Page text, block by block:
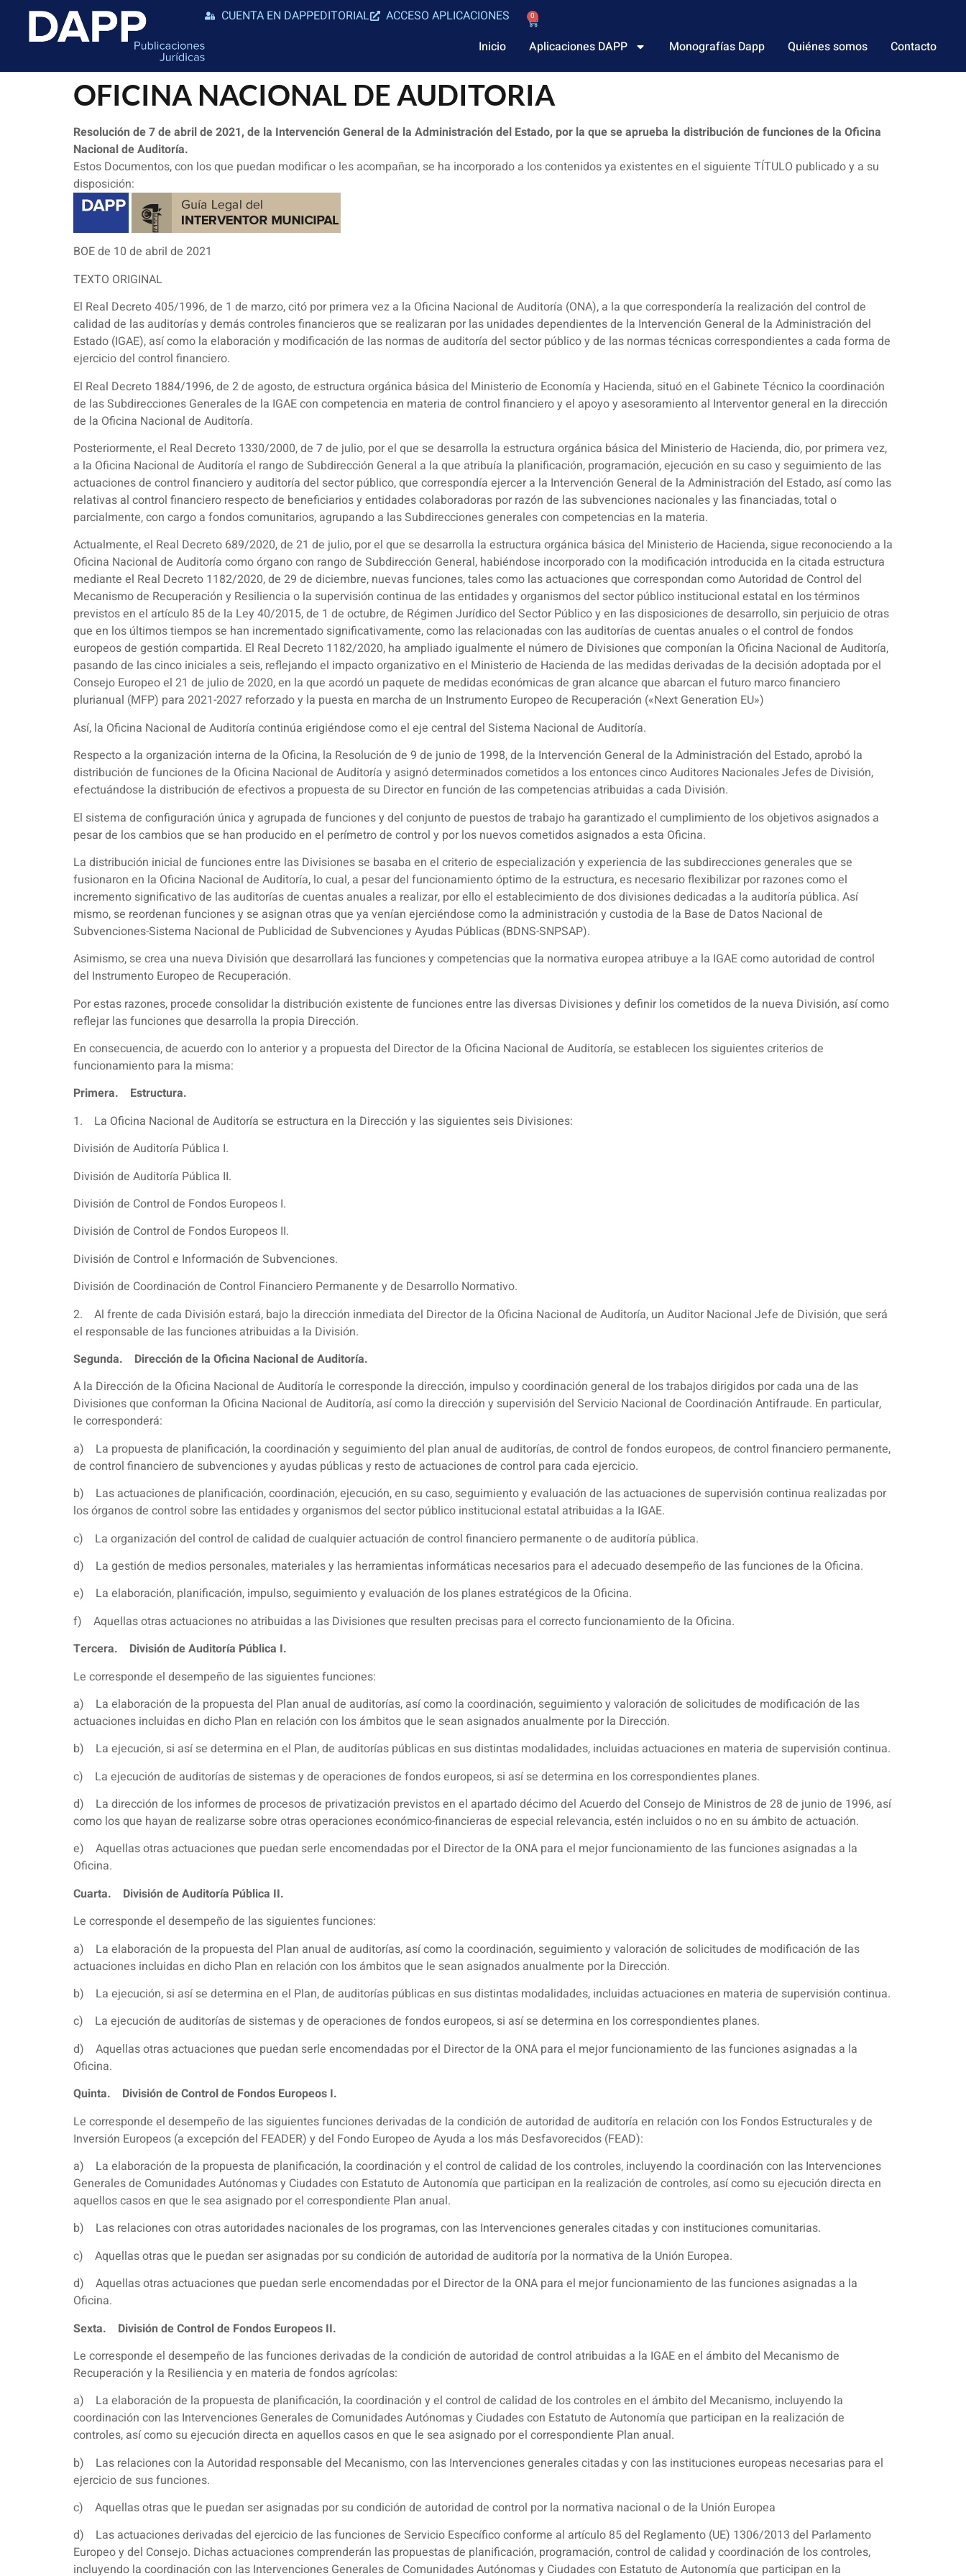
CUENTA EN DAPPEDITORIAL ACCESO APLICACIONES 0
Inicio Aplicaciones DAPP Monografías Dapp Quiénes somos Contacto
OFICINA NACIONAL DE AUDITORIA
Resolución de 7 de abril de 2021, de la Intervención General de la Administración del Estado, por la que se aprueba la distribución de funciones de la Oficina
Nacional de Auditoría.
Estos Documentos, con los que puedan modificar o les acompañan, se ha incorporado a los contenidos ya existentes en el siguiente TÍTULO publicado y a su
disposición:
BOE de 10 de abril de 2021
TEXTO ORIGINAL
El Real Decreto 405/1996, de 1 de marzo, citó por primera vez a la Oficina Nacional de Auditoría (ONA), a la que correspondería la realización del control de
calidad de las auditorías y demás controles financieros que se realizaran por las unidades dependientes de la Intervención General de la Administración del
Estado (IGAE), así como la elaboración y modificación de las normas de auditoría del sector público y de las normas técnicas correspondientes a cada forma de
ejercicio del control financiero.
El Real Decreto 1884/1996, de 2 de agosto, de estructura orgánica básica del Ministerio de Economía y Hacienda, situó en el Gabinete Técnico la coordinación
de las Subdirecciones Generales de la IGAE con competencia en materia de control financiero y el apoyo y asesoramiento al Interventor general en la dirección
de la Oficina Nacional de Auditoría.
Posteriormente, el Real Decreto 1330/2000, de 7 de julio, por el que se desarrolla la estructura orgánica básica del Ministerio de Hacienda, dio, por primera vez,
a la Oficina Nacional de Auditoría el rango de Subdirección General a la que atribuía la planificación, programación, ejecución en su caso y seguimiento de las
actuaciones de control financiero y auditoría del sector público, que correspondía ejercer a la Intervención General de la Administración del Estado, así como las
relativas al control financiero respecto de beneficiarios y entidades colaboradoras por razón de las subvenciones nacionales y las financiadas, total o
parcialmente, con cargo a fondos comunitarios, agrupando a las Subdirecciones generales con competencias en la materia.
Actualmente, el Real Decreto 689/2020, de 21 de julio, por el que se desarrolla la estructura orgánica básica del Ministerio de Hacienda, sigue reconociendo a la
Oficina Nacional de Auditoría como órgano con rango de Subdirección General, habiéndose incorporado con la modificación introducida en la citada estructura
mediante el Real Decreto 1182/2020, de 29 de diciembre, nuevas funciones, tales como las actuaciones que correspondan como Autoridad de Control del
Mecanismo de Recuperación y Resiliencia o la supervisión continua de las entidades y organismos del sector público institucional estatal en los términos
previstos en el artículo 85 de la Ley 40/2015, de 1 de octubre, de Régimen Jurídico del Sector Público y en las disposiciones de desarrollo, sin perjuicio de otras
que en los últimos tiempos se han incrementado significativamente, como las relacionadas con las auditorías de cuentas anuales o el control de fondos
europeos de gestión compartida. El Real Decreto 1182/2020, ha ampliado igualmente el número de Divisiones que componían la Oficina Nacional de Auditoría,
pasando de las cinco iniciales a seis, reflejando el impacto organizativo en el Ministerio de Hacienda de las medidas derivadas de la decisión adoptada por el
Consejo Europeo el 21 de julio de 2020, en la que acordó un paquete de medidas económicas de gran alcance que abarcan el futuro marco financiero
plurianual (MFP) para 2021-2027 reforzado y la puesta en marcha de un Instrumento Europeo de Recuperación («Next Generation EU»)
Así, la Oficina Nacional de Auditoría continúa erigiéndose como el eje central del Sistema Nacional de Auditoría.
Respecto a la organización interna de la Oficina, la Resolución de 9 de junio de 1998, de la Intervención General de la Administración del Estado, aprobó la
distribución de funciones de la Oficina Nacional de Auditoría y asignó determinados cometidos a los entonces cinco Auditores Nacionales Jefes de División,
efectuándose la distribución de efectivos a propuesta de su Director en función de las competencias atribuidas a cada División.
El sistema de configuración única y agrupada de funciones y del conjunto de puestos de trabajo ha garantizado el cumplimiento de los objetivos asignados a
pesar de los cambios que se han producido en el perímetro de control y por los nuevos cometidos asignados a esta Oficina.
La distribución inicial de funciones entre las Divisiones se basaba en el criterio de especialización y experiencia de las subdirecciones generales que se
fusionaron en la Oficina Nacional de Auditoría, lo cual, a pesar del funcionamiento óptimo de la estructura, es necesario flexibilizar por razones como el
incremento significativo de las auditorías de cuentas anuales a realizar, por ello el establecimiento de dos divisiones dedicadas a la auditoría pública. Así
mismo, se reordenan funciones y se asignan otras que ya venían ejerciéndose como la administración y custodia de la Base de Datos Nacional de
Subvenciones-Sistema Nacional de Publicidad de Subvenciones y Ayudas Públicas (BDNS-SNPSAP).
Asimismo, se crea una nueva División que desarrollará las funciones y competencias que la normativa europea atribuye a la IGAE como autoridad de control
del Instrumento Europeo de Recuperación.
Por estas razones, procede consolidar la distribución existente de funciones entre las diversas Divisiones y definir los cometidos de la nueva División, así como
reflejar las funciones que desarrolla la propia Dirección.
En consecuencia, de acuerdo con lo anterior y a propuesta del Director de la Oficina Nacional de Auditoría, se establecen los siguientes criterios de
funcionamiento para la misma:
Primera. Estructura.
1. La Oficina Nacional de Auditoría se estructura en la Dirección y las siguientes seis Divisiones:
División de Auditoría Pública I.
División de Auditoría Pública II.
División de Control de Fondos Europeos I.
División de Control de Fondos Europeos II.
División de Control e Información de Subvenciones.
División de Coordinación de Control Financiero Permanente y de Desarrollo Normativo.
2. Al frente de cada División estará, bajo la dirección inmediata del Director de la Oficina Nacional de Auditoría, un Auditor Nacional Jefe de División, que será
el responsable de las funciones atribuidas a la División.
Segunda. Dirección de la Oficina Nacional de Auditoría.
A la Dirección de la Oficina Nacional de Auditoría le corresponde la dirección, impulso y coordinación general de los trabajos dirigidos por cada una de las
Divisiones que conforman la Oficina Nacional de Auditoría, así como la dirección y supervisión del Servicio Nacional de Coordinación Antifraude. En particular,
le corresponderá:
a) La propuesta de planificación, la coordinación y seguimiento del plan anual de auditorías, de control de fondos europeos, de control financiero permanente,
de control financiero de subvenciones y ayudas públicas y resto de actuaciones de control para cada ejercicio.
b) Las actuaciones de planificación, coordinación, ejecución, en su caso, seguimiento y evaluación de las actuaciones de supervisión continua realizadas por
los órganos de control sobre las entidades y organismos del sector público institucional estatal atribuidas a la IGAE.
c) La organización del control de calidad de cualquier actuación de control financiero permanente o de auditoría pública.
d) La gestión de medios personales, materiales y las herramientas informáticas necesarios para el adecuado desempeño de las funciones de la Oficina.
e) La elaboración, planificación, impulso, seguimiento y evaluación de los planes estratégicos de la Oficina.
f) Aquellas otras actuaciones no atribuidas a las Divisiones que resulten precisas para el correcto funcionamiento de la Oficina.
Tercera. División de Auditoría Pública I.
Le corresponde el desempeño de las siguientes funciones:
a) La elaboración de la propuesta del Plan anual de auditorías, así como la coordinación, seguimiento y valoración de solicitudes de modificación de las
actuaciones incluidas en dicho Plan en relación con los ámbitos que le sean asignados anualmente por la Dirección.
b) La ejecución, si así se determina en el Plan, de auditorías públicas en sus distintas modalidades, incluidas actuaciones en materia de supervisión continua.
c) La ejecución de auditorías de sistemas y de operaciones de fondos europeos, si así se determina en los correspondientes planes.
d) La dirección de los informes de procesos de privatización previstos en el apartado décimo del Acuerdo del Consejo de Ministros de 28 de junio de 1996, así
como los que hayan de realizarse sobre otras operaciones económico-financieras de especial relevancia, estén incluidos o no en su ámbito de actuación.
e) Aquellas otras actuaciones que puedan serle encomendadas por el Director de la ONA para el mejor funcionamiento de las funciones asignadas a la
Oficina.
Cuarta. División de Auditoría Pública II.
Le corresponde el desempeño de las siguientes funciones:
a) La elaboración de la propuesta del Plan anual de auditorías, así como la coordinación, seguimiento y valoración de solicitudes de modificación de las
actuaciones incluidas en dicho Plan en relación con los ámbitos que le sean asignados anualmente por la Dirección.
b) La ejecución, si así se determina en el Plan, de auditorías públicas en sus distintas modalidades, incluidas actuaciones en materia de supervisión continua.
c) La ejecución de auditorías de sistemas y de operaciones de fondos europeos, si así se determina en los correspondientes planes.
d) Aquellas otras actuaciones que puedan serle encomendadas por el Director de la ONA para el mejor funcionamiento de las funciones asignadas a la
Oficina.
Quinta. División de Control de Fondos Europeos I.
Le corresponde el desempeño de las siguientes funciones derivadas de la condición de autoridad de auditoría en relación con los Fondos Estructurales y de
Inversión Europeos (a excepción del FEADER) y del Fondo Europeo de Ayuda a los más Desfavorecidos (FEAD):
a) La elaboración de la propuesta de planificación, la coordinación y el control de calidad de los controles, incluyendo la coordinación con las Intervenciones
Generales de Comunidades Autónomas y Ciudades con Estatuto de Autonomía que participan en la realización de controles, así como su ejecución directa en
aquellos casos en que le sea asignado por el correspondiente Plan anual.
b) Las relaciones con otras autoridades nacionales de los programas, con las Intervenciones generales citadas y con instituciones comunitarias.
c) Aquellas otras que le puedan ser asignadas por su condición de autoridad de auditoría por la normativa de la Unión Europea.
d) Aquellas otras actuaciones que puedan serle encomendadas por el Director de la ONA para el mejor funcionamiento de las funciones asignadas a la
Oficina.
Sexta. División de Control de Fondos Europeos II.
Le corresponde el desempeño de las funciones derivadas de la condición de autoridad de control atribuidas a la IGAE en el ámbito del Mecanismo de
Recuperación y la Resiliencia y en materia de fondos agrícolas:
a) La elaboración de la propuesta de planificación, la coordinación y el control de calidad de los controles en el ámbito del Mecanismo, incluyendo la
coordinación con las Intervenciones Generales de Comunidades Autónomas y Ciudades con Estatuto de Autonomía que participan en la realización de
controles, así como su ejecución directa en aquellos casos en que le sea asignado por el correspondiente Plan anual.
b) Las relaciones con la Autoridad responsable del Mecanismo, con las Intervenciones generales citadas y con las instituciones europeas necesarias para el
ejercicio de sus funciones.
c) Aquellas otras que le puedan ser asignadas por su condición de autoridad de control por la normativa nacional o de la Unión Europea
d) Las actuaciones derivadas del ejercicio de las funciones de Servicio Específico conforme al artículo 85 del Reglamento (UE) 1306/2013 del Parlamento
Europeo y del Consejo. Dichas actuaciones comprenderán las propuestas de planificación, programación, control de calidad y coordinación de los controles,
incluyendo la coordinación con las Intervenciones Generales de Comunidades Autónomas y Ciudades con Estatuto de Autonomía que participan en la